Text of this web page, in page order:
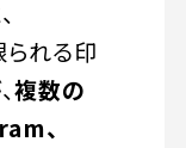
れる印
複数の
、